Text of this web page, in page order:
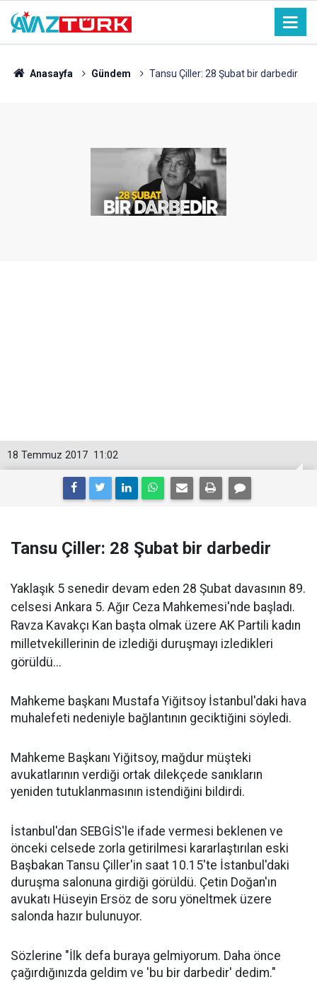
Anasayfa Gündem Tansu Çiller: 28 Şubat bir darbedir
11:02
18 Temmuz 2017
Tansu Çiller: 28 Şubat bir darbedir
Yaklaşık 5 senedir devam eden 28 Şubat davasının 89.
celsesi Ankara 5. Ağır Ceza Mahkemesi'nde başladı.
Ravza Kavakçı Kan başta olmak üzere AK Partili kadın
milletvekillerinin de izlediği duruşmayı izledikleri
görüldü...
Mahkeme başkanı Mustafa Yiğitsoy İstanbul'daki hava
muhalefeti nedeniyle bağlantının geciktiğini söyledi.
Mahkeme Başkanı Yiğitsoy, mağdur müşteki
avukatlarının verdiği ortak dilekçede sanıkların
yeniden tutuklanmasının istendiğini bildirdi.
İstanbul'dan SEBGİS'le ifade vermesi beklenen ve
önceki celsede zorla getirilmesi kararlaştırılan eski
Başbakan Tansu Çiller'in saat 10.15'te İstanbul'daki
duruşma salonuna girdiği görüldü. Çetin Doğan'ın
avukatı Hüseyin Ersöz de soru yöneltmek üzere
salonda hazır bulunuyor.
Sözlerine "İlk defa buraya gelmiyorum. Daha önce
çağırdığınızda geldim ve 'bu bir darbedir' dedim."